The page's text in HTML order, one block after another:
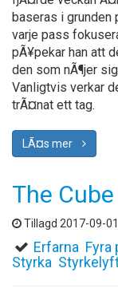
baseras i grunden
varje pass
pÃ¥pekar han att
den som nÃ¶jer
Vanligtvis verkar
trÃ¤nat ett tag.
LÃ¤s mer
The
Tillagd 2017-09-01
Erfarna Fyra
Styrka